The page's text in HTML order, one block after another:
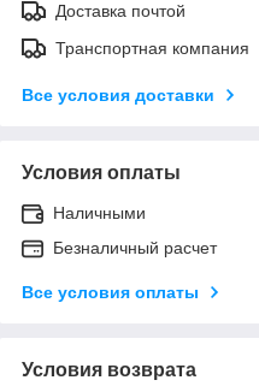
Доставка почтой
Транспортная компания
Все условия доставки
Условия оплаты
Наличными
Безналичный расчет
Все условия оплаты
Условия возврата